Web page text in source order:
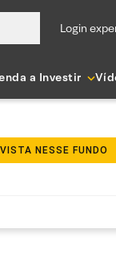
login
a Investir
NESSE FUNDO